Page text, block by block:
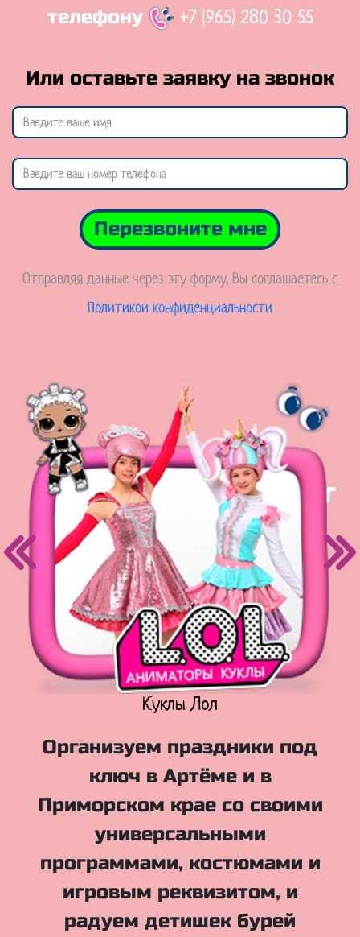
телефону
+7 (965) 280 30 55
Или оставьте заявку на звонок
Перезвоните мне
Отправляя данные через эту форму, Вы соглашаетесь с
Политикой конфиденциальности
Куклы Лол
Организуем праздники под
ключ в Артёме и в
Приморском крае со своими
универсальными
программами, костюмами и
игровым реквизитом, и
радуем детишек бурей